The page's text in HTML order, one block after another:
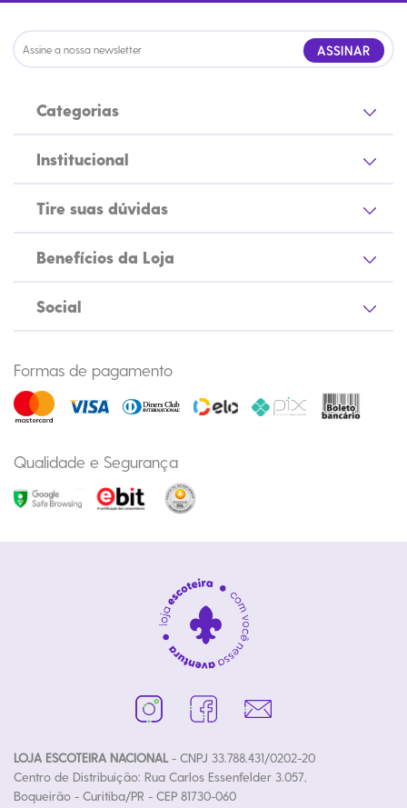
ASSINAR
Categorias
Institucional
Tire suas dúvidas
Benefícios da Loja
Social
Formas de pagamento
Qualidade e Segurança
LOJA ESCOTEIRA NACIONAL- CNPJ 33.788.431/0202-20
Centro de Distribuição: Rua Carlos Essenfelder 3.057,
Boqueirão - Curitiba/PR - CEP 81730-060